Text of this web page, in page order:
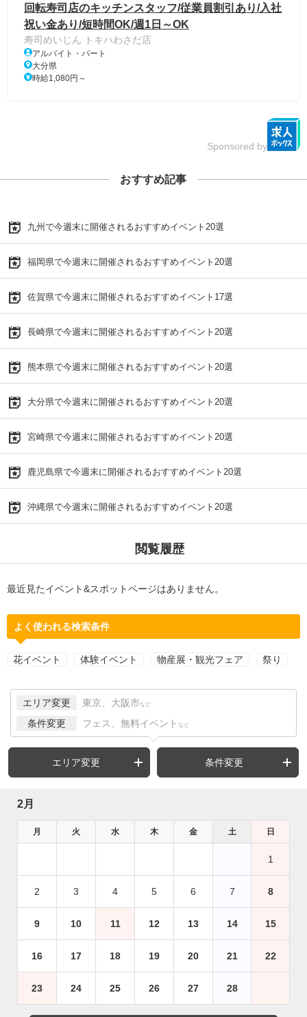
回転寿司店のキッチンスタッフ/従業員割引あり/入社
祝い金あり/短時間OK/週1日～OK
寿司めいじん トキハわさだ店
アルバイト・パート
大分県
時給1,080円～
Sponsored by
おすすめ記事
九州で今週末に開催されるおすすめイベント20選
福岡県で今週末に開催されるおすすめイベント20選
佐賀県で今週末に開催されるおすすめイベント17選
長崎県で今週末に開催されるおすすめイベント20選
熊本県で今週末に開催されるおすすめイベント20選
大分県で今週末に開催されるおすすめイベント20選
宮崎県で今週末に開催されるおすすめイベント20選
鹿児島県で今週末に開催されるおすすめイベント20選
沖縄県で今週末に開催されるおすすめイベント20選
閲覧履歴
最近見たイベント&スポットページはありません。
よく使われる検索条件
花イベント 体験イベント 物産展・観光フェア 祭り
エリア変更 東京、大阪市 など
条件変更 フェス、無料イベント など
エリア変更 条件変更
2月
月 火 水 木 金 土 日
1
2 3 4 5 6 7 8
9 10 11 12 13 14 15
16 17 18 19 20 21 22
23 24 25 26 27 28